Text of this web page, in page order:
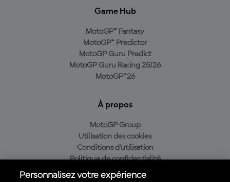
Game Hub
MotoGP™ Fantasy
MotoGP™ Predictor
MotoGP Guru Predict
MotoGP Guru Racing 25/26
MotoGP™26
À propos
MotoGP Group
Utilisation des cookies
Conditions d'utilisation
Politique de confidentialité
Politique d’achat
Personnalisez votre expérience